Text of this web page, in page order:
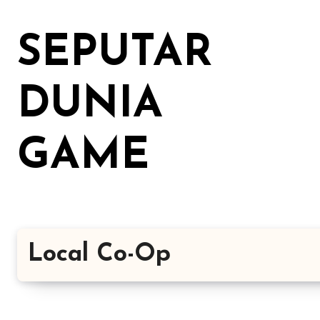
kontenSEPUTAR
DUNIA
GAME
Local Co-Op